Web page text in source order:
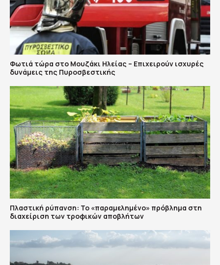
Φωτιά τώρα στο Μουζάκι Ηλείας – Επιχειρούν ισχυρές
δυνάμεις της Πυροσβεστικής
Πλαστική ρύπανση: Το «παραμελημένο» πρόβλημα στη
διαχείριση των τροφικών αποβλήτων